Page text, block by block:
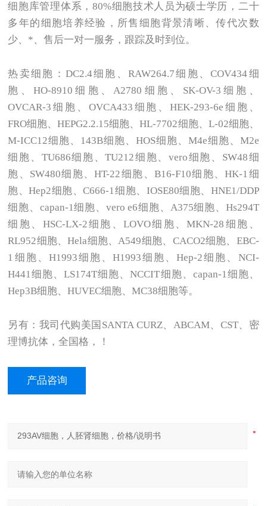
细胞库管理体系，80%细胞技术人员为硕士学历，二十
多年的细胞培养经验，所售细胞背景清晰、传代次数
少、*、售后一对一服务，跟踪及时到位。
热卖细胞：DC2.4细胞、RAW264.7细胞、COV434细
胞、HO-8910细胞、A2780细胞、SK-OV-3细胞、
OVCAR-3细胞、OVCA433细胞、HEK-293-6e细胞、
FRO细胞、HEPG2.2.15细胞、HL-7702细胞、L-02细胞、
M-ICC12细胞、143B细胞、HOS细胞、M4e细胞、M2e
细胞、TU686细胞、TU212细胞、vero细胞、SW48细
胞、SW480细胞、HT-22细胞、B16-F10细胞、HK-1细
胞、Hep2细胞、C666-1细胞、IOSE80细胞、HNE1/DDP
细胞、capan-1细胞、vero e6细胞、A375细胞、Hs294T
细胞、HSC-LX-2细胞、LOVO细胞、MKN-28细胞、
RL952细胞、Hela细胞、A549细胞、CACO2细胞、EBC-
1细胞、H1993细胞、H1993细胞、Hep-2细胞、NCI-
H441细胞、LS174T细胞、NCCIT细胞、capan-1细胞、
Hep3B细胞、HUVEC细胞、MC38细胞等。
另有：我司代购美国SANTA CURZ、ABCAM、CST、密
理博抗体，全国格，！
产品咨询